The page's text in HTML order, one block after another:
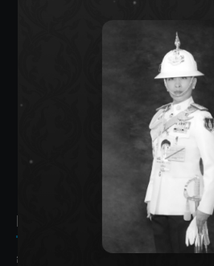
SIAMRATH
THE BEST
Recent Posts
กรมชลฯ รับฟังประชาชน ติดตามแก้ปัญ